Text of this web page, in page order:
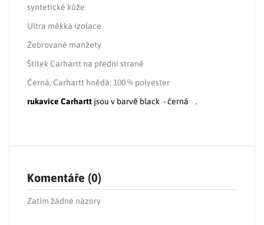
syntetické kůže
Ultra měkká izolace
Žebrované manžety
Štítek Carhartt na přední straně
Černá, Carhartt hnědá: 100 % polyester
rukavice Carhartt jsou v barvě black - černá .
Komentáře (0)
Zatím žádné názory